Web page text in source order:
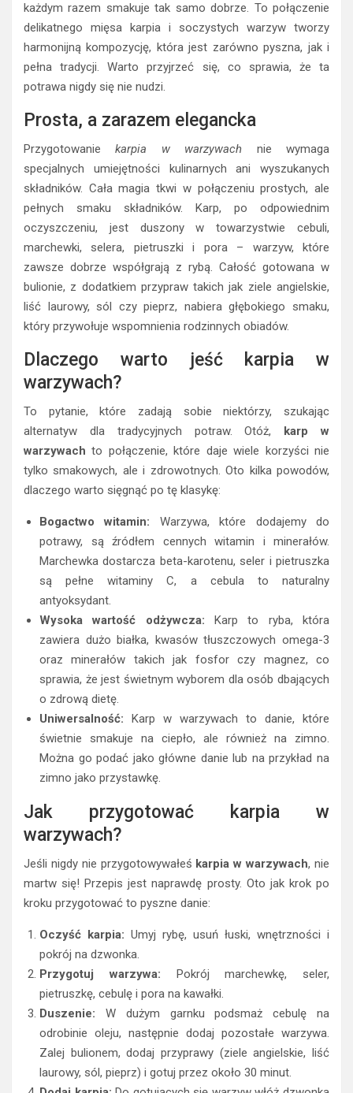
każdym razem smakuje tak samo dobrze. To połączenie
delikatnego mięsa karpia i soczystych warzyw tworzy
harmonijną kompozycję, która jest zarówno pyszna, jak i
pełna tradycji. Warto przyjrzeć się, co sprawia, że ta
potrawa nigdy się nie nudzi.
Prosta, a zarazem elegancka
Przygotowaniekarpia w warzywach nie wymaga
specjalnych umiejętności kulinarnych ani wyszukanych
składników. Cała magia tkwi w połączeniu prostych, ale
pełnych smaku składników. Karp, po odpowiednim
oczyszczeniu, jest duszony w towarzystwie cebuli,
marchewki, selera, pietruszki i pora – warzyw, które
zawsze dobrze współgrają z rybą. Całość gotowana w
bulionie, z dodatkiem przypraw takich jak ziele angielskie,
liść laurowy, sól czy pieprz, nabiera głębokiego smaku,
który przywołuje wspomnienia rodzinnych obiadów.
Dlaczego warto jeść karpia w
warzywach?
To pytanie, które zadają sobie niektórzy, szukając
alternatyw dla tradycyjnych potraw. Otóż,
karp w
warzywach to połączenie, które daje wiele korzyści nie
tylko smakowych, ale i zdrowotnych. Oto kilka powodów,
dlaczego warto sięgnąć po tę klasykę:
Bogactwo witamin: Warzywa, które dodajemy do
potrawy, są źródłem cennych witamin i minerałów.
Marchewka dostarcza beta-karotenu, seler i pietruszka
są pełne witaminy C, a cebula to naturalny
antyoksydant.
Wysoka wartość odżywcza: Karp to ryba, która
zawiera dużo białka, kwasów tłuszczowych omega-3
oraz minerałów takich jak fosfor czy magnez, co
sprawia, że jest świetnym wyborem dla osób dbających
o zdrową dietę.
Uniwersalność: Karp w warzywach to danie, które
świetnie smakuje na ciepło, ale również na zimno.
Można go podać jako główne danie lub na przykład na
zimno jako przystawkę.
Jak przygotować karpia w
warzywach?
Jeśli nigdy nie przygotowywałeś karpia w warzywach, nie
martw się! Przepis jest naprawdę prosty. Oto jak krok po
kroku przygotować to pyszne danie:
Oczyść karpia: Umyj rybę, usuń łuski, wnętrzności i
pokrój na dzwonka.
Przygotuj warzywa: Pokrój marchewkę, seler,
pietruszkę, cebulę i pora na kawałki.
Duszenie: W dużym garnku podsmaż cebulę na
odrobinie oleju, następnie dodaj pozostałe warzywa.
Zalej bulionem, dodaj przyprawy (ziele angielskie, liść
laurowy, sól, pieprz) i gotuj przez około 30 minut.